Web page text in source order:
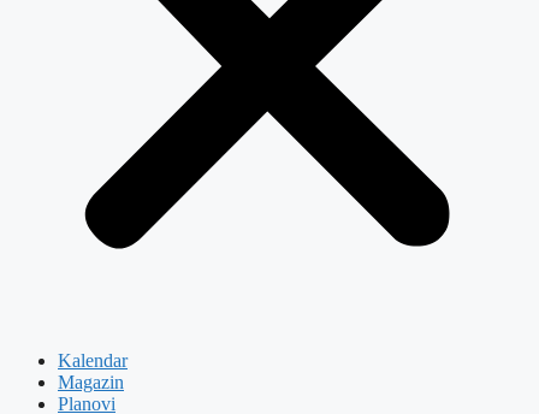
Kalendar
Magazin
Planovi